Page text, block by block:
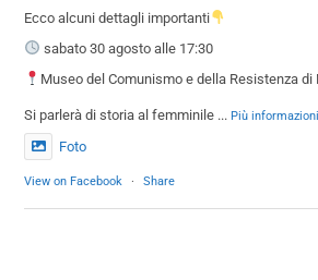
Ecco alcuni dettagli importanti
sabato 30 agosto alle 17:30
Museo del Comunismo e della Resistenza di
Si parlerà di storia al femminile ... Più informazioni
Foto
View on Facebook · Share